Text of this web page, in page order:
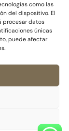
como las
del dispositivo. El
procesar datos
únicas
puede afectar
España